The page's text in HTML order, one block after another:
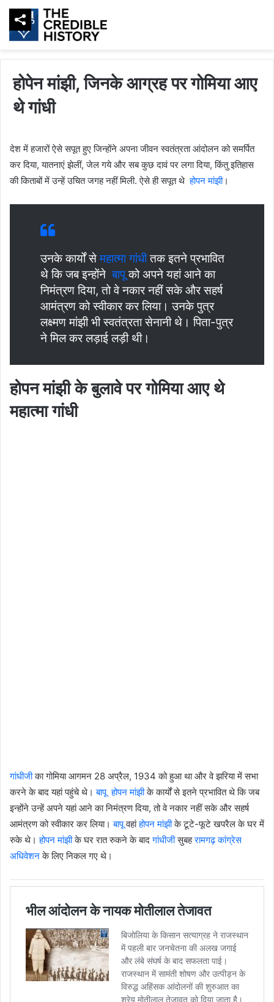
होपेन मांझी, जिनके आग्रह पर गोमिया आए
थे गांधी
देश में हजारों ऐसे सपूत हुए जिन्होंने अपना जीवन स्वतंत्रता आंदोलन को समर्पित
कर दिया, यातनाएं झेलीं, जेल गये और सब कुछ दावं पर लगा दिया, किंतु इतिहास
की किताबों में उन्हें उचित जगह नहीं मिली. ऐसे ही सपूत थेहोपन मांझी।
उनके कार्यों सेमहात्मा गांधीतक इतने प्रभावित
थे कि जब इन्होंनेबापूको अपने यहां आने का
निमंत्रण दिया, तो वे नकार नहीं सके और सहर्ष
आमंत्रण को स्वीकार कर लिया। उनके पुत्र
लक्ष्मण मांझी भी स्वतंत्रता सेनानी थे। पिता-पुत्र
ने मिल कर लड़ाई लड़ी थी।
होपन मांझी के बुलावे पर गोमिया आए थे
महात्मा गांधी
गांधीजीका गोमिया आगमन 28 अप्रैल, 1934 को हुआ था और वे झरिया में सभा
करने के बाद यहां पहुंचे थे।बापू होपन मांझीके कार्यों से इतने प्रभावित थे कि जब
इन्होंने उन्हें अपने यहां आने का निमंत्रण दिया, तो वे नकार नहीं सके और सहर्ष
आमंत्रण को स्वीकार कर लिया।बापूवहांहोपन मांझीके टूटे-फूटे खपरैल के घर में
रुके थे।होपन मांझीके घर रात रुकने के बादगांधीजीसुबहरामगढ़ कांग्रेस
अधिवेशनके लिए निकल गए थे।